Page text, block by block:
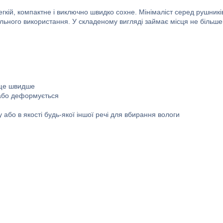
компактне і виключно швидко сохне. Мінімаліст серед
використання. У складеному вигляді займає місця не більше
швидше
деформується
в якості будь-якої іншої речі для вбирання вологи